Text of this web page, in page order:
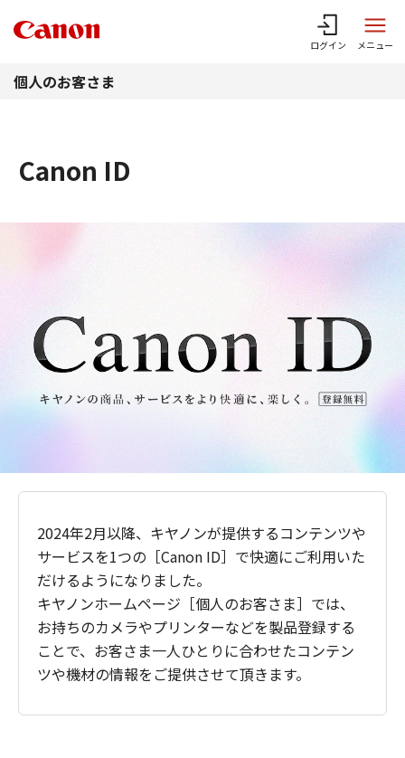
ログイン メニュー
個人のお客さま
Canon ID
2024年2月以降、キヤノンが提供するコンテンツや
サービスを1つの［Canon ID］で快適にご利用いた
だけるようになりました。
キヤノンホームページ［個人のお客さま］では、
お持ちのカメラやプリンターなどを製品登録する
ことで、お客さま一人ひとりに合わせたコンテン
ツや機材の情報をご提供させて頂きます。